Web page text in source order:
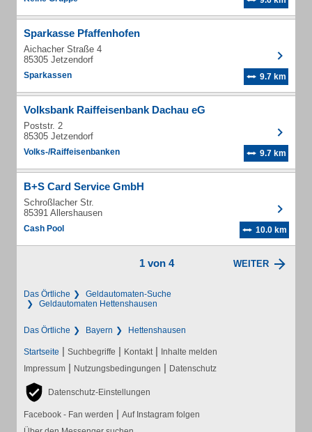
Sparkasse Pfaffenhofen
Aichacher Straße 4
85305 Jetzendorf
Sparkassen 9.7 km
Volksbank Raiffeisenbank Dachau eG
Poststr. 2
85305 Jetzendorf
Volks-/Raiffeisenbanken 9.7 km
B+S Card Service GmbH
Schroßlacher Str.
85391 Allershausen
Cash Pool 10.0 km
1 von 4 WEITER
Das Örtliche
Geldautomaten-Suche
Geldautomaten Hettenshausen
Das Örtliche Bayern Hettenshausen
Startseite | Suchbegriffe | Kontakt | Inhalte melden
Impressum | Nutzungsbedingungen | Datenschutz
Datenschutz-Einstellungen
Facebook - Fan werden | Auf Instagram folgen